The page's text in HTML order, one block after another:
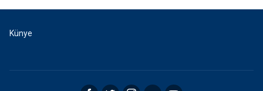
Künye